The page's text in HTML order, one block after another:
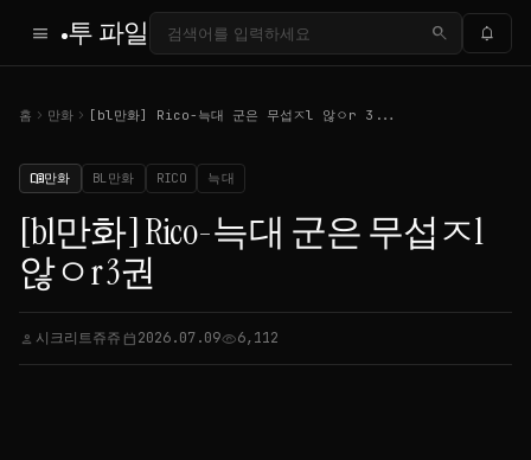
menu 투 파일 search notifications
홈 chevron_right 만화 chevron_right [bl만화] Rico-늑대 군은 무섭ㅈl 않ㅇr 3...
menu_book만화 BL만화 RICO 늑대
[bl만화] Rico-늑대 군은 무섭ㅈl
않ㅇr 3권
person 시크리트쥬쥬 calendar_today2026.07.09visibility6,112